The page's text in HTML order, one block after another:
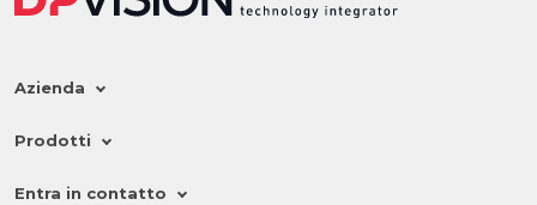
Azienda
Prodotti
Entra in contatto